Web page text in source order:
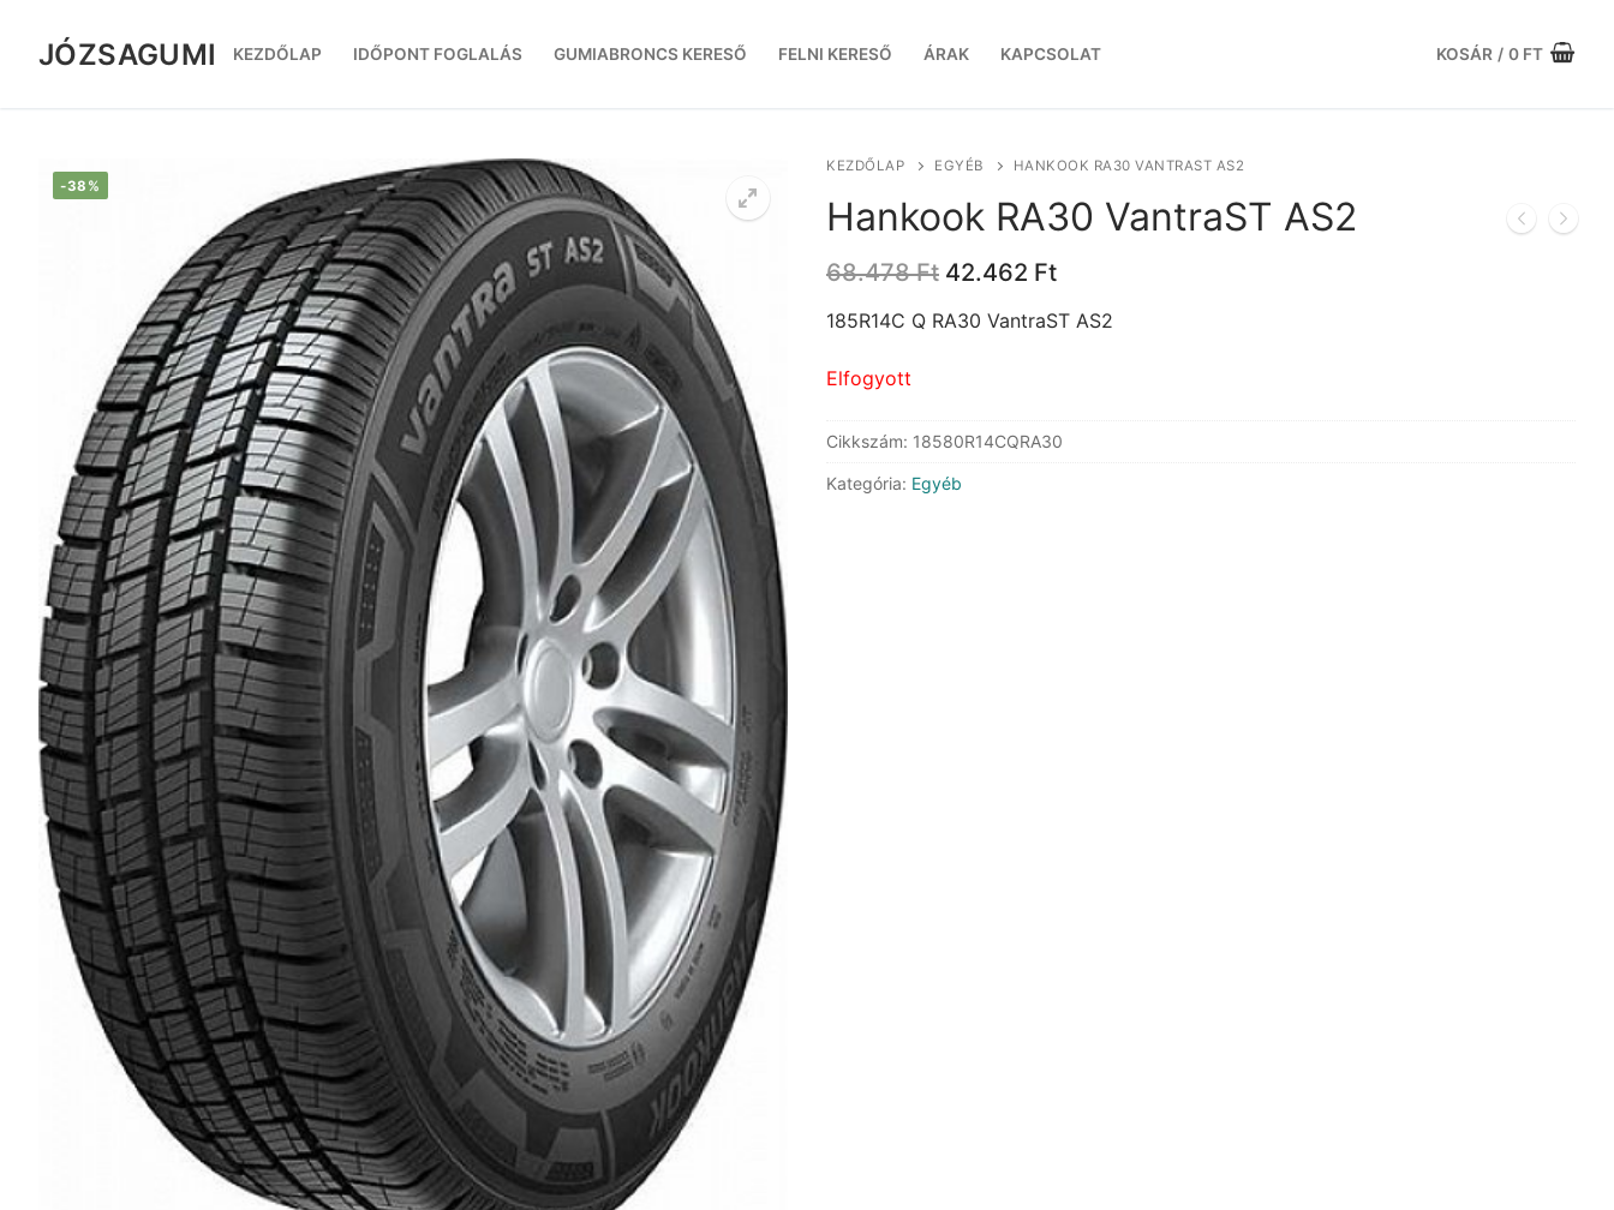
tartalomra
JÓZSAGUMI KEZDŐLAP IDŐPONT FOGLALÁS GUMIABRONCS KERESŐ FELNI KERESŐ ÁRAK KAPCSOLAT KOSÁR / 0 FT
-38%
KEZDŐLAP EGYÉB HANKOOK RA30 VANTRAST AS2
Hankook RA30 VantraST AS2
68.478Ft Original
was:
42.462 FtCurrent
is:
185R14C Q RA30 VantraST AS2
Elfogyott
Cikkszám: 18580R14CQRA30
Kategória: Egyéb